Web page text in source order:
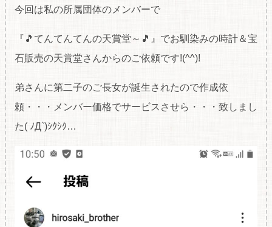
今回は私の所属団体のメンバーで
『🎵てんてんてんの天賞堂～🎵』でお馴染みの時計＆宝
石販売の天賞堂さんからのご依頼です!(^^)!
弟さんに第二子のご長女が誕生されたので作成依
頼・・・メンバー価格でサービスさせら・・・致しまし
た( ﾉД`)ｼｸｼｸ…